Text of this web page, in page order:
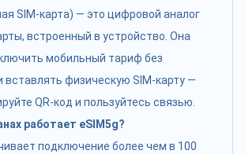
SIM-карта) — это цифровой аналог
встроенный в устройство. Она
мобильный тариф без
вставлять физическую SIM-карту —
QR-код и пользуйтесь связью.
работает eSIM5g?
подключение более чем в 100